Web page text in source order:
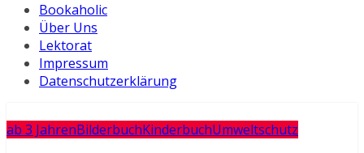
Bookaholic
Über Uns
Lektorat
Impressum
Datenschutzerklärung
ab 3 JahrenBilderbuchKinderbuchUmweltschutz